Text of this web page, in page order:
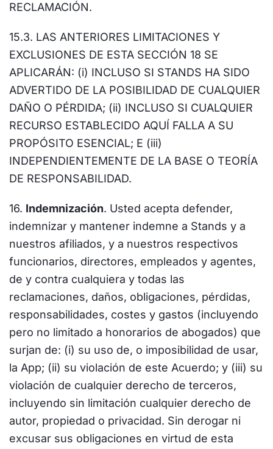
RECLAMACIÓN.
15.3. LAS ANTERIORES LIMITACIONES Y
EXCLUSIONES DE ESTA SECCIÓN 18 SE
APLICARÁN: (i) INCLUSO SI STANDS HA SIDO
ADVERTIDO DE LA POSIBILIDAD DE CUALQUIER
DAÑO O PÉRDIDA; (ii) INCLUSO SI CUALQUIER
RECURSO ESTABLECIDO AQUÍ FALLA A SU
PROPÓSITO ESENCIAL; E (iii)
INDEPENDIENTEMENTE DE LA BASE O TEORÍA
DE RESPONSABILIDAD.
16. Indemnización. Usted acepta defender,
indemnizar y mantener indemne a Stands y a
nuestros afiliados, y a nuestros respectivos
funcionarios, directores, empleados y agentes,
de y contra cualquiera y todas las
reclamaciones, daños, obligaciones, pérdidas,
responsabilidades, costes y gastos (incluyendo
pero no limitado a honorarios de abogados) que
surjan de: (i) su uso de, o imposibilidad de usar,
la App; (ii) su violación de este Acuerdo; y (iii) su
violación de cualquier derecho de terceros,
incluyendo sin limitación cualquier derecho de
autor, propiedad o privacidad. Sin derogar ni
excusar sus obligaciones en virtud de esta